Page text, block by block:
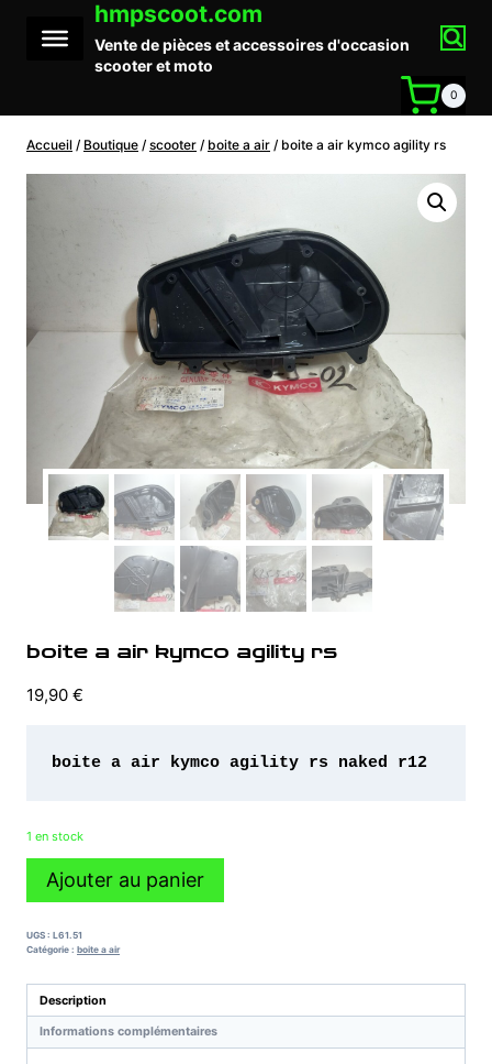
contenu
hmpscoot.com
Vente de pièces et accessoires d'occasion
scooter et moto
0
Accueil / Boutique / scooter / boite a air / boite a air kymco agility rs
boite a air kymco agility rs
19,90 €
boite a air kymco agility rs naked r12
1 en stock
quantité
a
air
agility
rs
Ajouter au panier
UGS : L61.51
Catégorie : boite a air
Description
Informations complémentaires